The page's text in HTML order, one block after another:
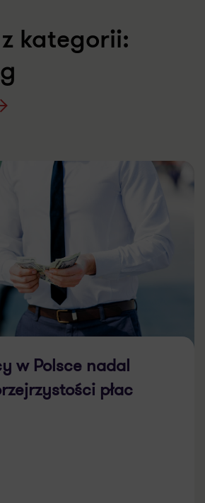
kategorii:
w Polsce nadal
płac